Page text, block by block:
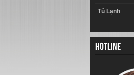
Tủ Lạnh
Hotline